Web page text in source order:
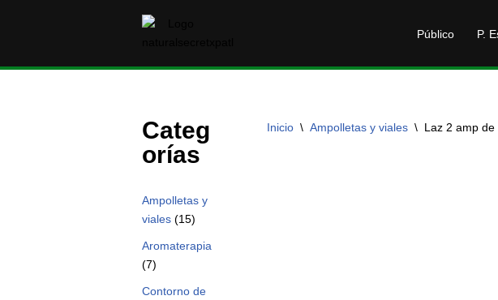
Público P.
Categ
orías
Ampolletas y
viales (15)
Aromaterapia
(7)
Contorno de
Inicio \ Ampolletas y viales \ Laz 2 amp de